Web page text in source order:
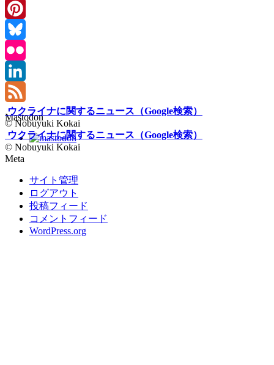
Instagram
Pinterest
Bluesky
Flickr
LinkedIn
Feed
Mastodon
Meta
サイト管理
ログアウト
投稿フィード
コメントフィード
WordPress.org
ウクライナに関するニュース（Google検索）
© Nobuyuki Kokai
ウクライナに関するニュース（Google検索）
© Nobuyuki Kokai